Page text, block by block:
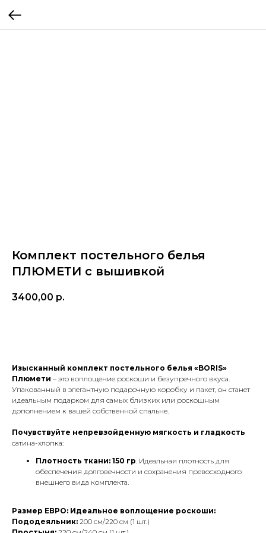
Комплект постельного белья
ПЛЮМЕТИ с вышивкой
3400,00 р.
Изысканный комплект постельного белья «BORIS»
Плюмети – это воплощение роскоши и безупречного вкуса.
Упакованный в элегантную подарочную коробку и пакет, он станет
идеальным подарком для самых близких или роскошным
дополнением к вашей собственной спальне.
Почувствуйте непревзойденную мягкость и гладкость
сатина-хлопка:
Плотность ткани: 150 гр. Идеальная плотность для
обеспечения долговечности и сохранения превосходного
внешнего вида комплекта.
Размер ЕВРО: Идеальное воплощение роскоши:
Пододеяльник: 200 см/220 см (1 шт.)